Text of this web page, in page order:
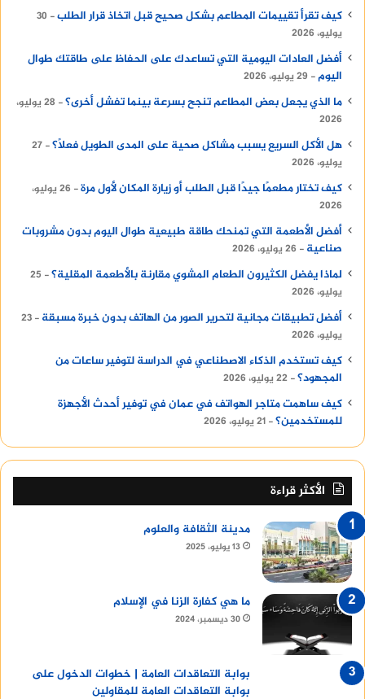
كيف تقرأ تقييمات المطاعم بشكل صحيح قبل اتخاذ قرار الطلب
30
يوليو، 2026
أفضل العادات اليومية التي تساعدك على الحفاظ على طاقتك طوال
اليوم
29 يوليو، 2026
ما الذي يجعل بعض المطاعم تنجح بسرعة بينما تفشل أخرى؟
28 يوليو،
2026
هل الأكل السريع يسبب مشاكل صحية على المدى الطويل فعلًا؟ 27
يوليو، 2026
كيف تختار مطعمًا جيدًا قبل الطلب أو زيارة المكان لأول مرة
26 يوليو،
2026
أفضل الأطعمة التي تمنحك طاقة طبيعية طوال اليوم بدون مشروبات
صناعية
26 يوليو، 2026
لماذا يفضل الكثيرون الطعام المشوي مقارنة بالأطعمة المقلية؟
25
يوليو، 2026
أفضل تطبيقات مجانية لتحرير الصور من الهاتف بدون خبرة مسبقة
23
يوليو، 2026
كيف تستخدم الذكاء الاصطناعي في الدراسة لتوفير ساعات من
المجهود؟ 22 يوليو، 2026
كيف ساهمت متاجر الهواتف في عمان في توفير أحدث الأجهزة
للمستخدمين؟ 21 يوليو، 2026
الأكثر قراءة
مدينة الثقافة والعلوم
13 يوليو، 2025
ما هي كفارة الزنا في الإسلام
30 ديسمبر، 2024
بوابة التعاقدات العامة | خطوات الدخول على
بوابة التعاقدات العامة للمقاولين